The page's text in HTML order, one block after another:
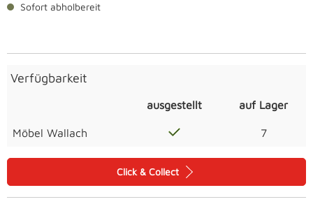
Sofort abholbereit
Verfügbarkeit
ausgestellt auf Lager
Möbel Wallach 7
Click & Collect